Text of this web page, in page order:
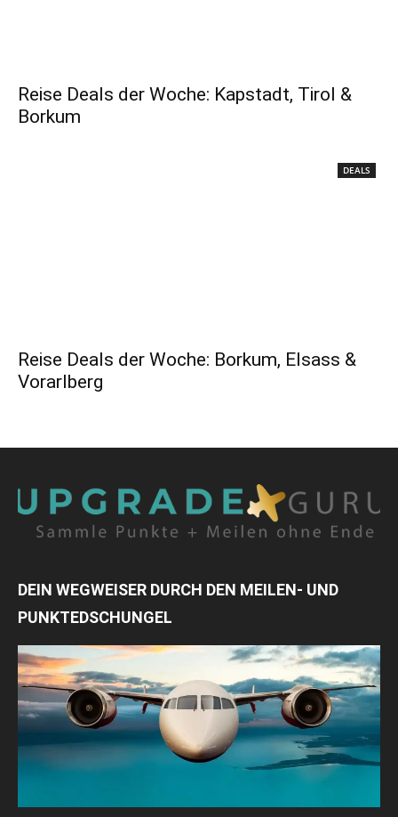
Reise Deals der Woche: Kapstadt, Tirol &
Borkum
DEALS
Reise Deals der Woche: Borkum, Elsass &
Vorarlberg
DEIN WEGWEISER DURCH DEN MEILEN- UND
PUNKTEDSCHUNGEL